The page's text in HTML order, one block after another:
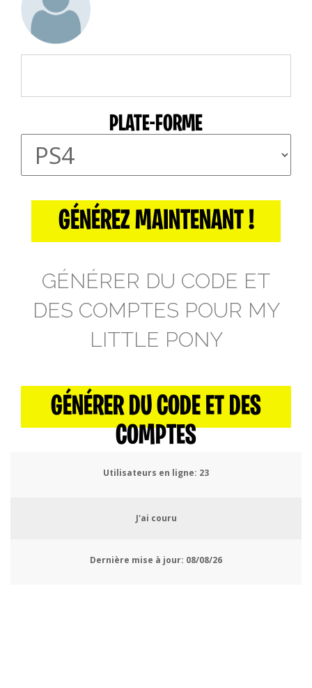
PLATE-FORME
GÉNÉREZ MAINTENANT !
GÉNÉRER DU CODE ET
DES COMPTES POUR MY
LITTLE PONY
GÉNÉRER DU CODE ET DES
COMPTES
Utilisateurs en ligne: 23
J'ai couru
Dernière mise à jour: 08/08/26